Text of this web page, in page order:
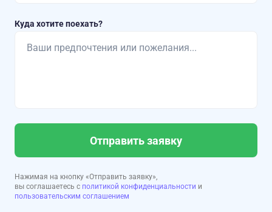
Куда хотите поехать?
Отправить заявку
Нажимая на кнопку «Отправить заявку»,
вы соглашаетесь с политикой конфиденциальности и
пользовательским соглашением